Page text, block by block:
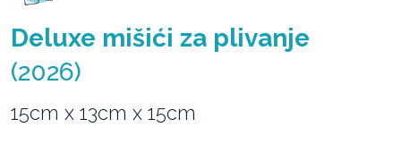
Deluxe mišići za plivanje
(2026)
15cm x 13cm x 15cm